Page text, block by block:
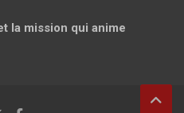
la mission qui anime